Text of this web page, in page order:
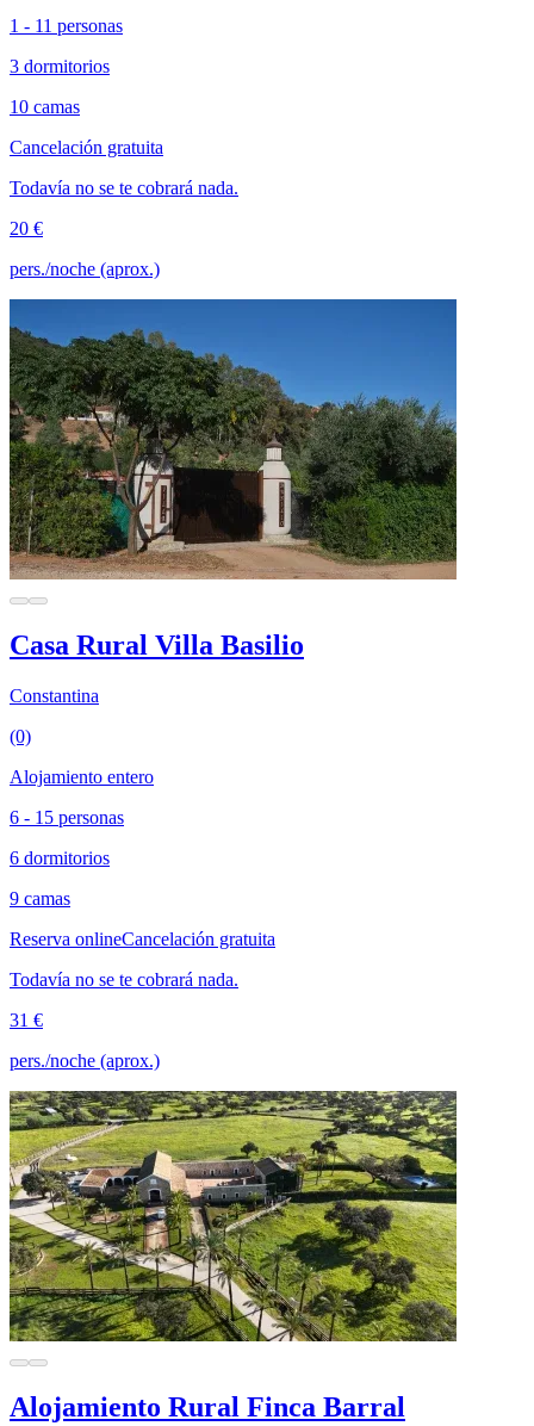
1 - 11 personas
3 dormitorios
10 camas
Cancelación gratuita
Todavía no se te cobrará nada.
20 €
pers./noche (aprox.)
Casa Rural Villa Basilio
Constantina
(0)
Alojamiento entero
6 - 15 personas
6 dormitorios
9 camas
Reserva onlineCancelación gratuita
Todavía no se te cobrará nada.
31 €
pers./noche (aprox.)
Alojamiento Rural Finca Barral